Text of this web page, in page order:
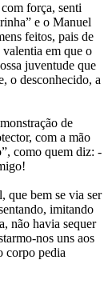
força, senti
e o Manuel
feitos, pais de
valentia em que o
juventude que
o desconhecido, a
de
com a mão
como quem diz: -
que bem se via ser
imitando
não havia sequer
nos uns aos
corpo pedia